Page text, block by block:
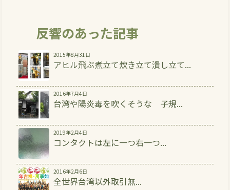
反響のあった記事
2015年8月31日
アヒル飛ぶ煮立て炊き立て潰し立て...
2016年7月4日
台湾や陽炎毒を吹くそうな 子規...
2019年2月4日
コンタクトは左に一つ右一つ...
2016年2月6日
全世界台湾以外取引無...